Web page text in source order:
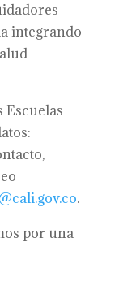
integrando
Escuelas
.
por una